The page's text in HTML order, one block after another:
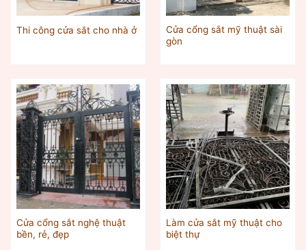
Thi công cửa sắt cho nhà ở
Cửa cổng sắt mỹ thuật sài
gòn
Cửa cổng sắt nghệ thuật
bền, rẻ, đẹp
Làm cửa sắt mỹ thuật cho
biệt thự